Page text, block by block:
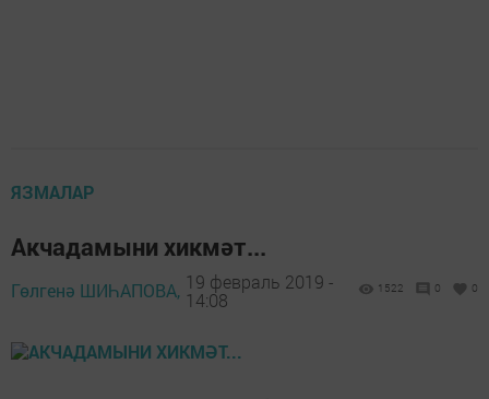
ЯЗМАЛАР
Акчадамыни хикмәт...
Гөлгенә ШИҺАПОВА, 19 февраль 2019 -
14:08
1522 0 0